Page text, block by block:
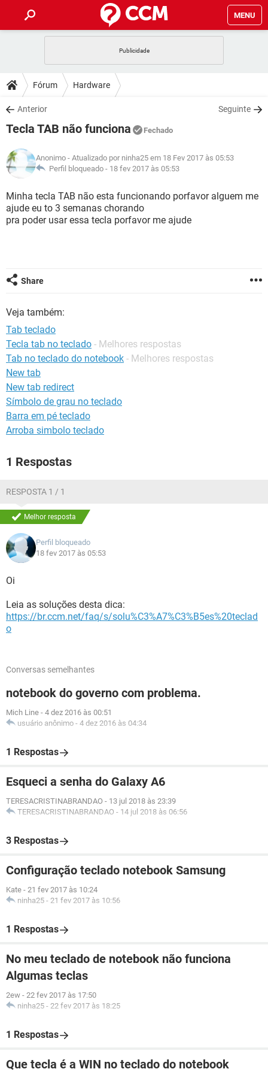
MENU
CELULAR
OUTLOOK
INSTAGRAM GMAIL
GUIA DE COMPRAS
DICAS
JOGOS
INSTAGRAM GMAIL
GUIA DE COMPRAS
DOWNLOADS
JOGOS WHATSAPP
CELULAR
OUTLOOK EXCEL
INSTAGRAM GMAIL
GUIA DE COMPRAS
JOGOS WHATSAPP
CELULAR
OUTLOOK EXCEL
INSTAGRAM GMAIL
GLOSSÁRIO
JOGOS WHATSAPP
CELULAR FACEBOOK
GUIA DE COMPRAS
Fórum Hardware
Anterior Seguinte
Tecla TAB não funciona Fechado
Anonimo - Atualizado por ninha25 em 18 Fev 2017 às 05:53
Perfil bloqueado - 18 fev 2017 às 05:53
Minha tecla TAB não esta funcionando porfavor alguem me
ajude eu to 3 semanas chorando
pra poder usar essa tecla porfavor me ajude
Share
Veja também:
Tab teclado
Tecla tab no teclado - Melhores respostas
Tab no teclado do notebook - Melhores respostas
New tab
New tab redirect
Símbolo de grau no teclado
Barra em pé teclado
Arroba simbolo teclado
1 Respostas
RESPOSTA 1 / 1
Melhor resposta
Perfil bloqueado
18 fev 2017 às 05:53
Oi
Leia as soluções desta dica:
https://br.ccm.net/faq/s/solu%C3%A7%C3%B5es%20teclad
o
Conversas semelhantes
notebook do governo com problema.
Mich Line - 4 dez 2016 às 00:51
usuário anônimo - 4 dez 2016 às 04:34
1 Respostas
Esqueci a senha do Galaxy A6
TERESACRISTINABRANDAO - 13 jul 2018 às 23:39
TERESACRISTINABRANDAO - 14 jul 2018 às 06:56
3 Respostas
Configuração teclado notebook Samsung
Kate - 21 fev 2017 às 10:24
ninha25 - 21 fev 2017 às 10:56
1 Respostas
No meu teclado de notebook não funciona
Algumas teclas
2ew - 22 fev 2017 às 17:50
ninha25 - 22 fev 2017 às 18:25
1 Respostas
Que tecla é a WIN no teclado do notebook